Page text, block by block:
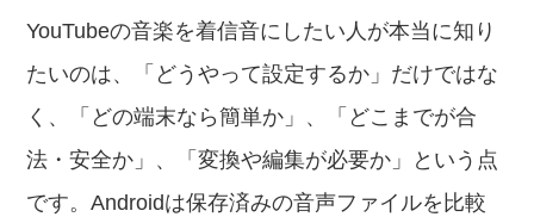
YouTubeの音楽を着信音にしたい人が本当に知り
たいのは、「どうやって設定するか」だけではな
く、「どの端末なら簡単か」、「どこまでが合
法・安全か」、「変換や編集が必要か」という点
です。Androidは保存済みの音声ファイルを比較